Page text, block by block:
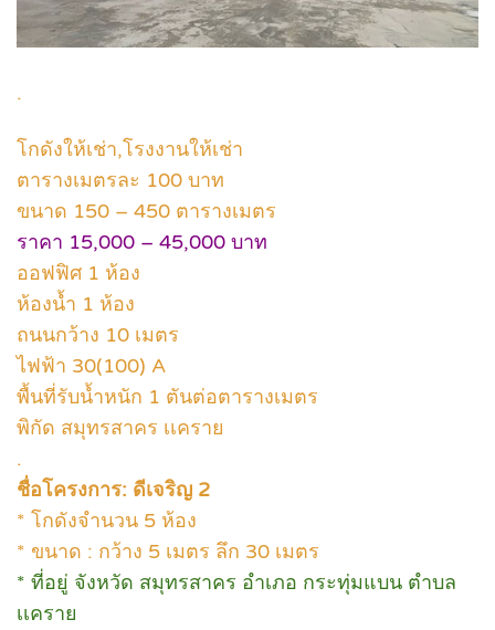
.
โกดังให้เช่า,โรงงานให้เช่า
ตารางเมตรละ 100 บาท
ขนาด 150 – 450 ตารางเมตร
ราคา 15,000 – 45,000 บาท
ออฟฟิศ 1 ห้อง
ห้องน้ำ 1 ห้อง
ถนนกว้าง 10 เมตร
ไฟฟ้า 30(100) A
พื้นที่รับน้ำหนัก 1 ตันต่อตารางเมตร
พิกัด สมุทรสาคร เเคราย
.
ชื่อโครงการ: ดีเจริญ 2
* โกดังจำนวน 5 ห้อง
* ขนาด : กว้าง 5 เมตร ลึก 30 เมตร
* ที่อยู่ จังหวัด สมุทรสาคร อำเภอ กระทุ่มแบน ตำบล
เเคราย